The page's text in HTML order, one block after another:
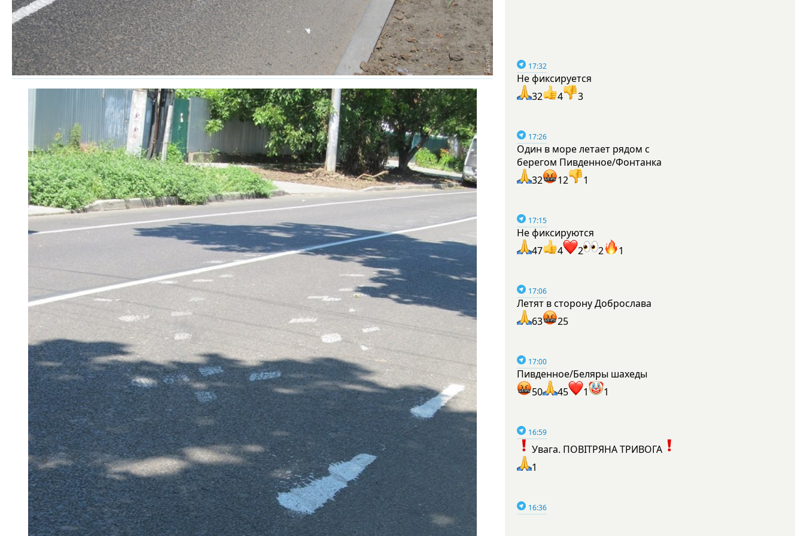
17:32
Не фиксируется
32
4 3
17:26
Один в море летает рядом с
берегом Пивденное/Фонтанка
32
12 1
17:15
Не фиксируются
47
4 2 2 1
17:06
Летят в сторону Доброслава
63
25
17:00
Пивденное/Беляры шахеды
50
45 1 1
16:59
Увага. ПОВІТРЯНА ТРИВОГА
1
16:36